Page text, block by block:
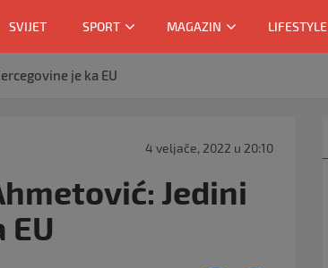
SVIJET SPORT MAGAZIN LIFESTYLE
je ka EU
4 veljače, 2022 u 20:10
Jedini